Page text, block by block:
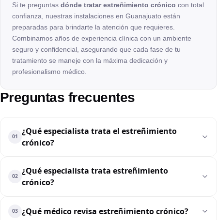
Si te preguntas dónde tratar estreñimiento crónico con total
confianza, nuestras instalaciones en Guanajuato están
preparadas para brindarte la atención que requieres.
Combinamos años de experiencia clínica con un ambiente
seguro y confidencial, asegurando que cada fase de tu
tratamiento se maneje con la máxima dedicación y
profesionalismo médico.
Preguntas frecuentes
01
¿Qué especialista trata el estreñimiento
crónico?
02
¿Qué especialista trata estreñimiento
crónico?
03 ¿Qué médico revisa estreñimiento crónico?